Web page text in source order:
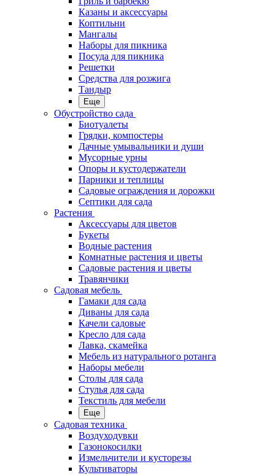
Казаны и аксессуары
Коптильни
Мангалы
Наборы для пикника
Посуда для пикника
Решетки
Средства для розжига
Тандыр
Еще
Обустройство сада
Биотуалеты
Грядки, компостеры
Дачные умывальники и души
Мусорные урны
Опоры и кустодержатели
Парники и теплицы
Садовые ограждения и дорожки
Септики для сада
Растения
Аксессуары для цветов
Букеты
Водные растения
Комнатные растения и цветы
Садовые растения и цветы
Травянчики
Садовая мебель
Гамаки для сада
Диваны для сада
Качели садовые
Кресло для сада
Лавка, скамейка
Мебель из натурального ротанга
Наборы мебели
Столы для сада
Стулья для сада
Текстиль для мебели
Еще
Садовая техника
Воздуходувки
Газонокосилки
Измельчители и кусторезы
Культиваторы